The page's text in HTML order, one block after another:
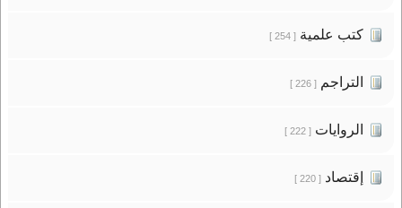
كتب علمية[ 254 ]
التراجم[ 226 ]
الروايات[ 222 ]
إقتصاد[ 220 ]